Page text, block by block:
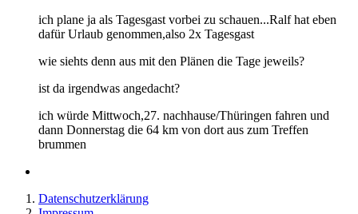
ich plane ja als Tagesgast vorbei zu schauen...Ralf hat eben
dafür Urlaub genommen,also 2x Tagesgast
wie siehts denn aus mit den Plänen die Tage jeweils?
ist da irgendwas angedacht?
ich würde Mittwoch,27. nachhause/Thüringen fahren und
dann Donnerstag die 64 km von dort aus zum Treffen
brummen
Datenschutzerklärung